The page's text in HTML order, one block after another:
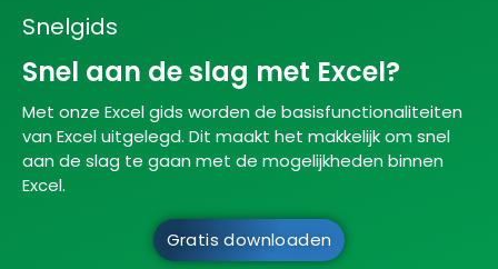
Snelgids
Snel aan de slag met Excel?
Met onze Excel gids worden de basisfunctionaliteiten
van Excel uitgelegd. Dit maakt het makkelijk om snel
aan de slag te gaan met de mogelijkheden binnen
Excel.
Gratis downloaden